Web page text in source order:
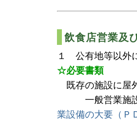
飲食店営業及
１ 公有地等以外
☆必要書類
既存の施設に屋
一般営業施
業設備の大要（Ｐ